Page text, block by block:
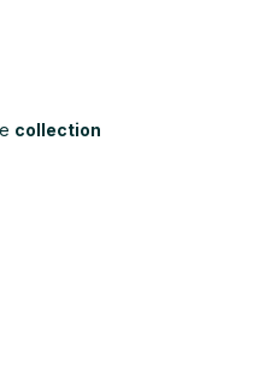
collection